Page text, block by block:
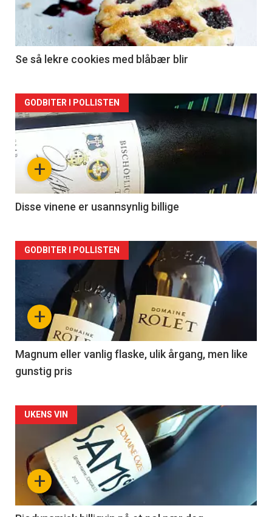
Se så lekre cookies med blåbær blir
Forsiden
akkurat
nå
2
+
GODBITER I POLLISTEN
Disse vinene er usannsynlig billige
Forsiden
akkurat
nå
3
+
GODBITER I POLLISTEN
Magnum eller vanlig flaske, ulik årgang, men like
gunstig pris
Forsiden
akkurat
nå+
UKENS VIN